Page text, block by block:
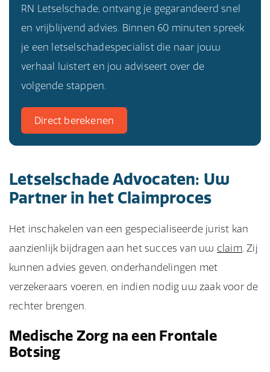
RN Letselschade, ontvang je gegarandeerd snel
en vrijblijvend advies. Binnen 60 minuten spreek
je een letselschadespecialist die naar jouw
verhaal luistert en jou adviseert over de
volgende stappen.
Direct berekenen
Letselschade Advocaten: Uw
Partner in het Claimproces
Het inschakelen van een gespecialiseerde jurist kan
aanzienlijk bijdragen aan het succes van uw claim. Zij
kunnen advies geven, onderhandelingen met
verzekeraars voeren, en indien nodig uw zaak voor de
rechter brengen.
Medische Zorg na een Frontale
Botsing